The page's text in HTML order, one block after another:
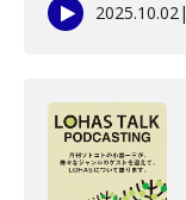
2025.10.02|